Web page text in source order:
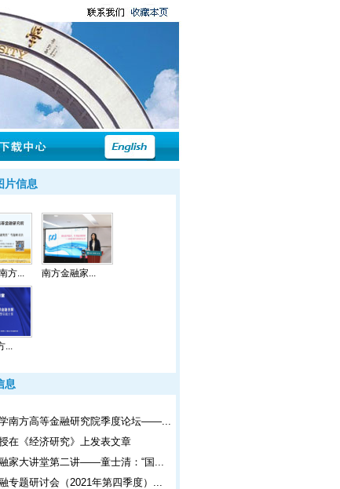
片信息
方... ​南方金融家...
...
息
南方高等金融研究院季度论坛——...
在《经济研究》上发表文章
家大讲堂第二讲——童士清：“国...
专题研讨会（2021年第四季度）...